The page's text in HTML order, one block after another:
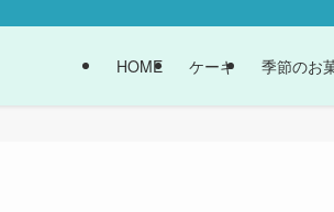
HOME ケーキ 季節のお